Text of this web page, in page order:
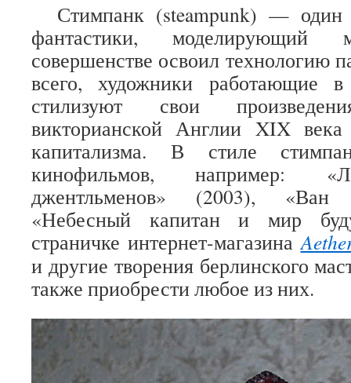
Стимпанк (steampunk) — один
фантастики,
совершенстве освоил технологию
всего, художники работающие
стилизуют свои
викторианской Англии XIX
капитализма. В стиле
кинофильмов, например:
джентльменов» (2003), «Ван
«Небесный капитан и мир
страничке интернет-магазина
и другие творения берлинского
также приобрести любое из них.